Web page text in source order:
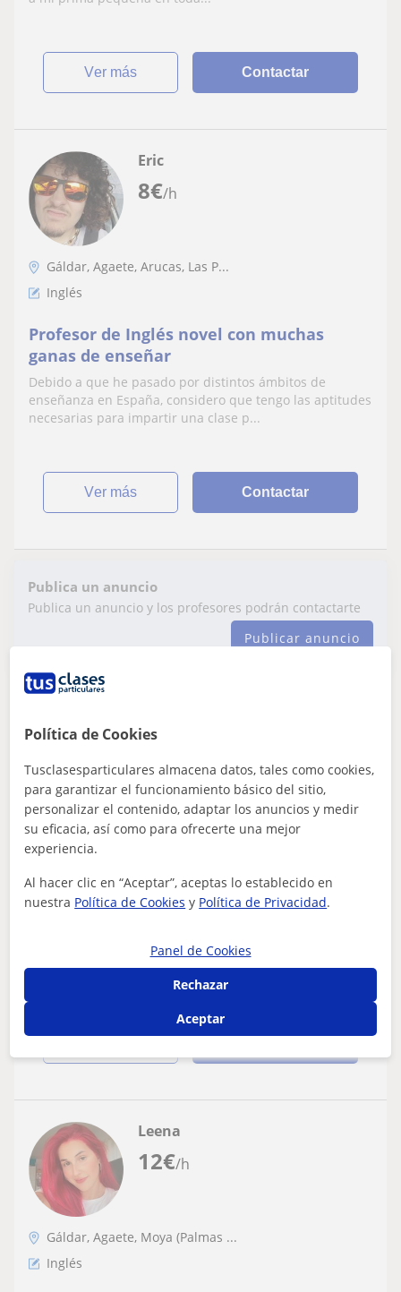
ver más Contactar
8€/h
Eric
Gáldar, Agaete, Arucas, Las P...
Inglés
Profesor de Inglés novel con muchas
ganas de enseñar
Debido a que he pasado por distintos ámbitos de
enseñanza en España, considero que tengo las aptitudes
necesarias para impartir una clase p...
ver más Contactar
Publica un anuncio
Publica un anuncio y los profesores podrán contactarte
Publicar anuncio
12
Las Palmas De Gran Canaria, A...
Inglés
Doy clases particulares adaptadas al nivel
de cada alumno y alumna. Me apasiona la
Puedo enseñar a alumnos de primaria, secundaria,
bachillerato, universidad o cualquie...
12€/h
Leena
Gáldar, Agaete, Moya (Palmas ...
Inglés
Política de Cookies
Tusclasesparticulares almacena datos, tales como cookies,
para garantizar el funcionamiento básico del sitio,
personalizar el contenido, adaptar los anuncios y medir
su eficacia, así como para ofrecerte una mejor
experiencia.
Al hacer clic en “Aceptar”, aceptas lo establecido en
nuestra Política de Cookies y Política de Privacidad.
Panel de Cookies
Rechazar
Aceptar